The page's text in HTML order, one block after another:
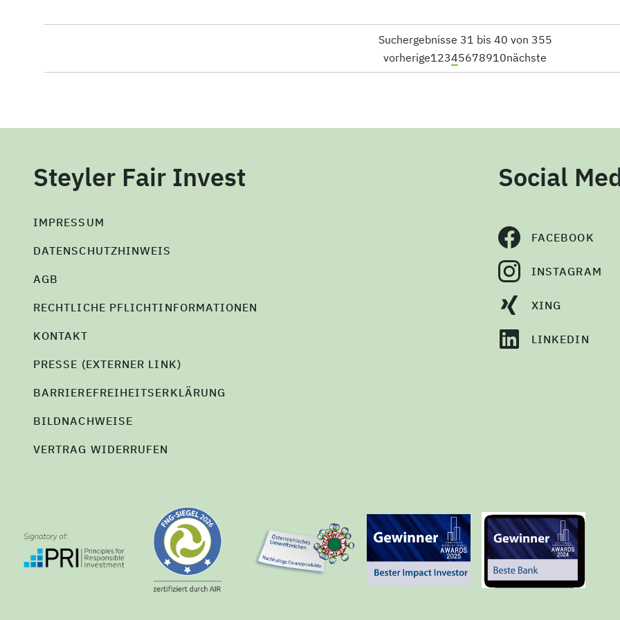
Suchergebnisse 31 bis 40 von 355
vorherige12345678910nächste
Steyler Fair Invest
IMPRESSUM
DATENSCHUTZHINWEIS
AGB
RECHTLICHE PFLICHTINFORMATIONEN
KONTAKT
PRESSE (EXTERNER LINK)
BARRIEREFREIHEITSERKLÄRUNG
BILDNACHWEISE
VERTRAG WIDERRUFEN
Social
FACEBOOK
INSTAGRAM
XING
LINKEDIN